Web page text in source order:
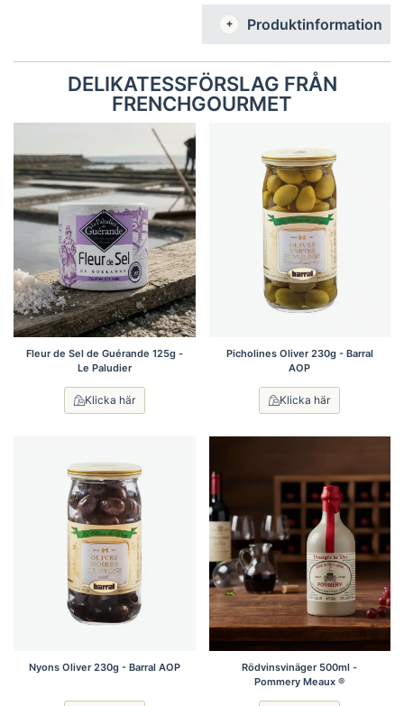
medelhavsköket.
Produktinformation
DELIKATESSFÖRSLAG FRÅN
FRENCHGOURMET
Fleur de Sel de Guérande 125g -
Le Paludier
Klicka här
Picholines Oliver 230g - Barral
AOP
Klicka här
Nyons Oliver 230g - Barral AOP
Rödvinsvinäger 500ml -
Pommery Meaux ®